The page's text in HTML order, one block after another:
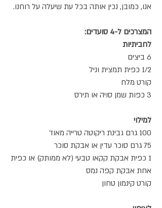
אנו, כמובן, נכין אותה בכל עת שיעלה על רוחנו.
המצרכים ל-4 סועדים:
לחביתיות
6 ביצים
1/2 כפית תמצית וניל
קורט מלח
3 כפות שמן סויה או תירס
למילוי
100 גרם גבינת ריקוטה טרייה מאוד
75 גרם סוכר עדין או אבקת סוכר
1 כפית אבקת קקאו טבעי (לא ממותק) או כפית
אחת אבקת קפה נמס
קורט קינמון טחון